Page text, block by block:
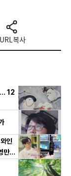
URL복사
… 12
인
만찬